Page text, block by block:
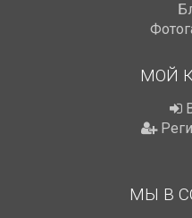
МОЙ
МЫ В